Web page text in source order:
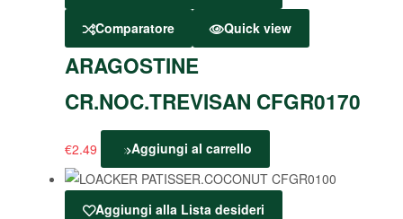
Comparatore Quick view
ARAGOSTINE
CR.NOC.TREVISAN CFGR0170
€2.49 Aggiungi al carrello
Aggiungi alla Lista desideri